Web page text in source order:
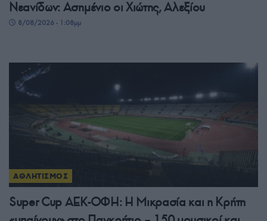
Νεανίδων: Ασημένιο οι Χιώτης, Αλεξίου
8/08/2026 - 1:08μμ
ΑΘΛΗΤΙΣΜΟΣ
Super Cup ΑΕΚ-ΟΦΗ: Η Μικρασία και η Κρήτη